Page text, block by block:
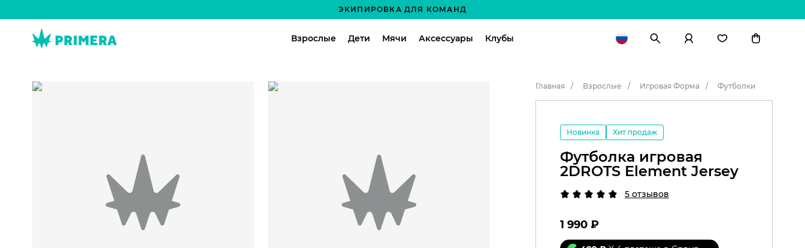
ЭКИПИРОВКА ДЛЯ КОМАНД
Взрослые Дети Мячи Аксессуары Клубы
Главная Взрослые Игровая Форма Футболки
Новинка Хит продаж
Футболка игровая
2DROTS Element Jersey
5 отзывов
1 990 ₽